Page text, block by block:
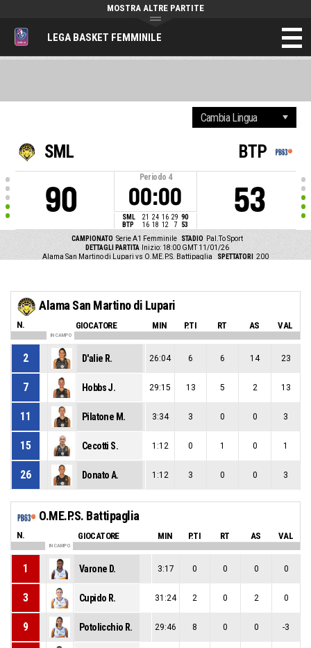
LEGA BASKET FEMMINILE
MOSTRA ALTRE PARTITE
SML
90
Periodo 4
00:00
SML 21 24 16 29 90
BTP
16 18 12 7 53
BTP
53
CAMPIONATO Serie A1 Femminile STADIO Pal.To Sport
DETTAGLI PARTITA
Inizio: 18:00 GMT 11/01/26
Alama San Martino di Lupari vs O.ME.P.S. Battipaglia
SPETTATORI 200
Alama San Martino di Lupari
N. GIOCATORE MIN P.TI RT AS VAL
IN CAMPO
2 D'alie R. 26:04 6 6 14 23
7 Hobbs J. 29:15 13 5 2 13
11 Pilatone M. 3:34 3 0 0 3
15 Cecotti S. 1:12 0 1 0 1
26 Donato A. 1:12 3 0 0 3
O.ME.P.S. Battipaglia
N. GIOCATORE MIN P.TI RT AS VAL
IN CAMPO
1 Varone D. 3:17 0 0 0 0
3 Cupido R. 31:24 2 0 2 0
9 Potolicchio R. 29:46 8 0 0 -3